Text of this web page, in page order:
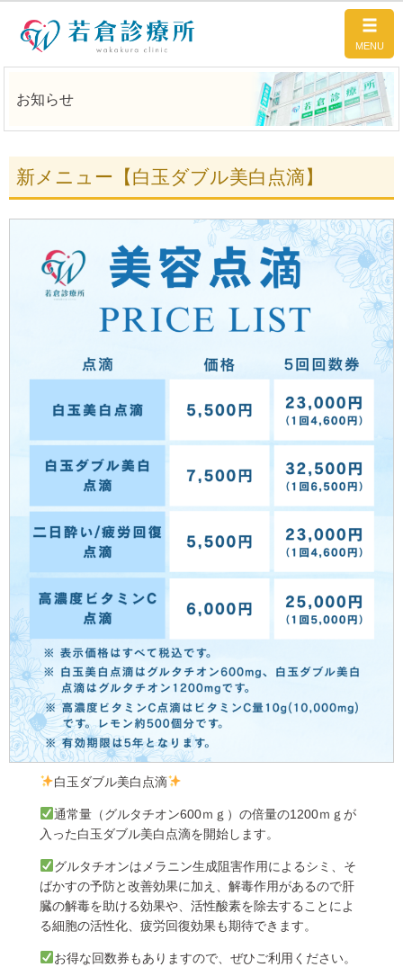
お知らせ
新メニュー【白玉ダブル美白点滴】
白玉ダブル美白点滴
通常量（グルタチオン600ｍｇ）の倍量の1200ｍｇが
入った白玉ダブル美白点滴を開始します。
グルタチオンはメラニン生成阻害作用によるシミ、そ
ばかすの予防と改善効果に加え、解毒作用があるので肝
臓の解毒を助ける効果や、活性酸素を除去することによ
る細胞の活性化、疲労回復効果も期待できます。
お得な回数券もありますので、ぜひご利用ください。